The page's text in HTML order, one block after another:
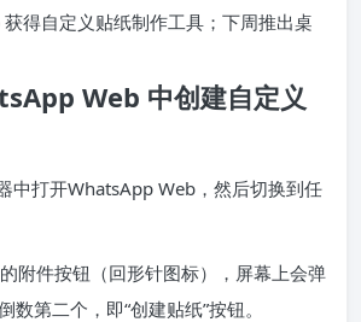
Web 中创建自定义
中打开WhatsApp Web ，然后切换到任
附件按钮（回形针图标），屏幕上会弹
数第二个，即“创建贴纸”按钮。